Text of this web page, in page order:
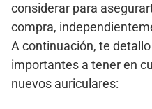
considerar para
compra,
A continuación, te
importantes a tener en
nuevos auriculares: